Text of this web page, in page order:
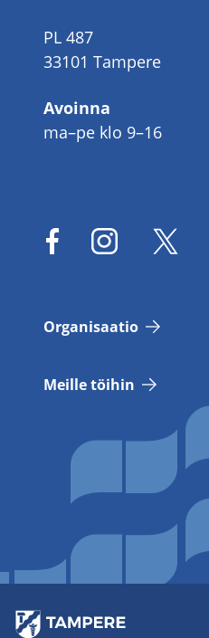
PL 487
33101 Tampere
Avoinna
ma–pe klo 9–16
Or­ga­ni­saa­tio
Meil­le töi­hin